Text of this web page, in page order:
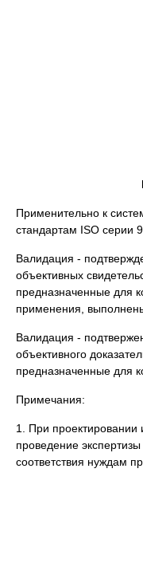
Применительно к
стандартам ISO серии
Валидация -
объективных
предназначенные для
применения,
Валидация -
объективного
предназначенные для
Примечания:
1. При проектировании
проведение
соответствия нуждам